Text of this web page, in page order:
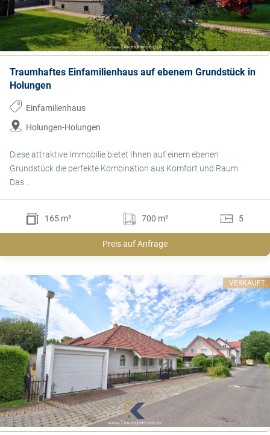
Traumhaftes Einfamilienhaus auf ebenem Grundstück in
Holungen
Einfamilienhaus
Holungen-Holungen
Diese attraktive Immobilie bietet Ihnen auf einem ebenen
Grundstück die perfekte Kombination aus Komfort und Raum.
Das...
165 m² 700 m² 5
Preis auf Anfrage
VERKAUFT